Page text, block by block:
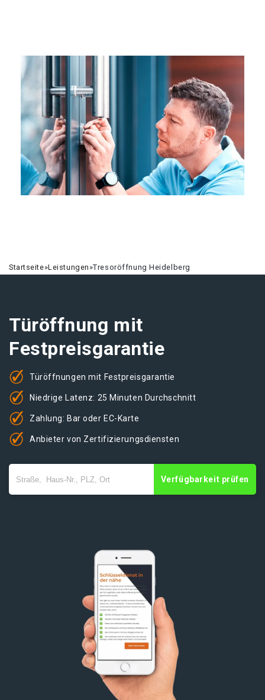
Startseite»Leistungen»Tresoröffnung Heidelberg
Türöffnung mit
Festpreisgarantie
Türöffnungen mit Festpreisgarantie
Niedrige Latenz: 25 Minuten Durchschnitt
Zahlung: Bar oder EC-Karte
Anbieter von Zertifizierungsdiensten
Verfügbarkeit prüfen